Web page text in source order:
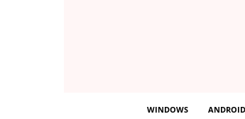
WINDOWS ANDROID